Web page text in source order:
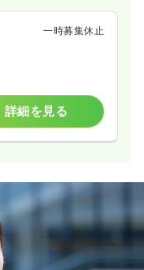
一時募集休止
詳細を見る